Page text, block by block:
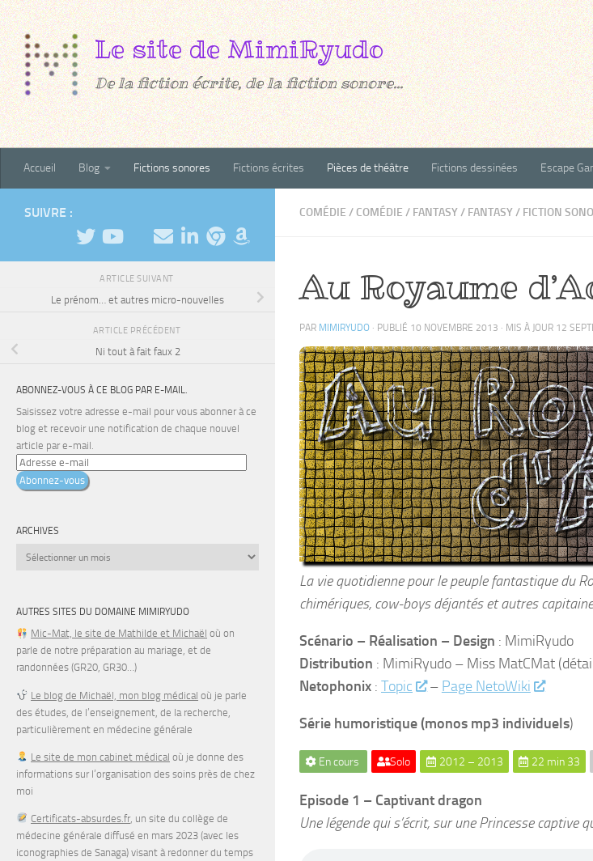
Au dessous du contenu
De la fiction écrite, de la fiction sonore...
Accueil Blog Fictions sonores Fictions écrites Pièces de théâtre Fictions dessinées Escape
COMÉDIE / COMÉDIE / FANTASY/ FANTASY/ FICTION
Au Royaume
PAR MIMIRYUDO · PUBLIÉ 10 NOVEMBRE 2013 · MIS À JOUR 12
La vie quotidienne pour le peuple fantastique du
chimériques, cow-boys déjantés et autres
Scénario – Réalisation – Design : MimiRyudo
Distribution : MimiRyudo – Miss MatCMat
Netophonix : Topic – Page NetoWiki
Série humoristique (monos mp3 individuels)
En cours Solo 2012 – 2013 22 min 33
Episode 1 – Captivant dragon
Une légende qui s’écrit, sur une Princesse captive
SUIVRE :
ARTICLE SUIVANT
Le prénom… et autres micro-nouvelles
ARTICLE PRÉCÉDENT
Ni tout à fait faux 2
ABONNEZ-VOUS À CE BLOG PAR E-MAIL.
Saisissez votre adresse e-mail pour vous abonner à ce
blog et recevoir une notification de chaque nouvel
article par e-mail.
Adresse
e-Abonnez-vous
ARCHIVES
Archives
AUTRES SITES DU DOMAINE MIMIRYUDO
Mic-Mat, le site de Mathilde et Michaël où on
parle de notre préparation au mariage, et de
randonnées (GR20, GR30…)
Le blog de Michaël, mon blog médical où je parle
des études, de l’enseignement, de la recherche,
particulièrement en médecine générale
Le site de mon cabinet médical où je donne des
informations sur l’organisation des soins près de chez
moi
Certificats-absurdes.fr , un site du collège de
médecine générale diffusé en mars 2023 (avec les
iconographies de Sanaga) visant à redonner du temps